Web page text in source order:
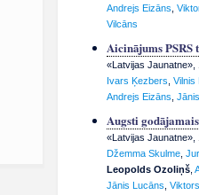
Andrejs Eizāns
Vilcāns
Aicinājums PSRS
«Latvijas Jaunatne»,
Ivars Ķezbers Vilnis
Andrejs Eizāns
Augsti
«Latvijas Jaunatne»,
Džemma Skulme,
Leopolds Ozoliņš,
Jānis Lucāns